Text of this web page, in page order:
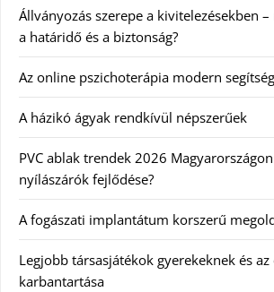
Állványozás szerepe a kivitelezésekben
a határidő és a biztonság?
Az online pszichoterápia modern segítség
A házikó ágyak rendkívül népszerűek
PVC ablak trendek 2026
nyílászárók fejlődése?
A fogászati implantátum korszerű
Legjobb társasjátékok gyerekeknek és
karbantartása